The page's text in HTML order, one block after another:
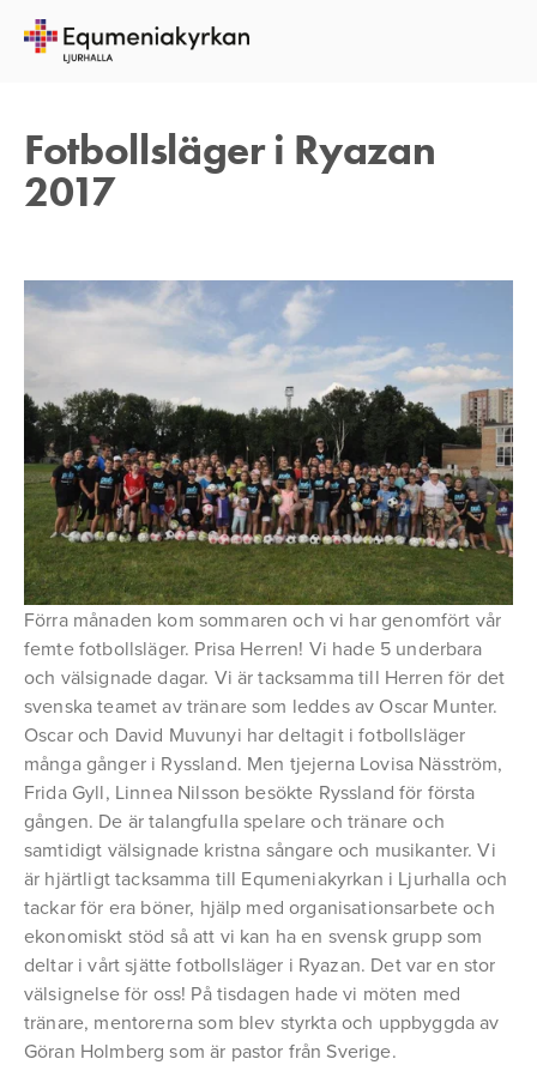
Fotbollsläger i Ryazan
2017
Förra månaden kom sommaren och vi har genomfört vår
femte fotbollsläger. Prisa Herren! Vi hade 5 underbara
och välsignade dagar. Vi är tacksamma till Herren för det
svenska teamet av tränare som leddes av Oscar Munter.
Oscar och David Muvunyi har deltagit i fotbollsläger
många gånger i Ryssland. Men tjejerna Lovisa Näsström,
Frida Gyll, Linnea Nilsson besökte Ryssland för första
gången. De är talangfulla spelare och tränare och
samtidigt välsignade kristna sångare och musikanter. Vi
är hjärtligt tacksamma till Equmeniakyrkan i Ljurhalla och
tackar för era böner, hjälp med organisationsarbete och
ekonomiskt stöd så att vi kan ha en svensk grupp som
deltar i vårt sjätte fotbollsläger i Ryazan. Det var en stor
välsignelse för oss! På tisdagen hade vi möten med
tränare, mentorerna som blev styrkta och uppbyggda av
Göran Holmberg som är pastor från Sverige.
9 SEPTEMBER 2017